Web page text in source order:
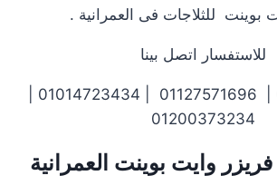
بوينت للثلاجات فى العمرانية .
للاستفسار اتصل بينا
01200373234
وايت بوينت العمرانية